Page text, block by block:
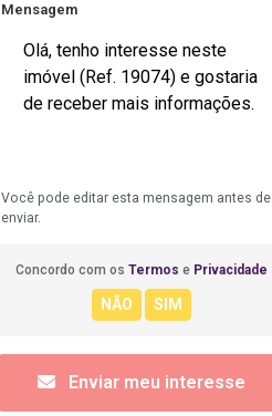
Mensagem
Você pode editar esta mensagem antes de
enviar.
Concordo com os Termos e Privacidade
Enviar meu interesse